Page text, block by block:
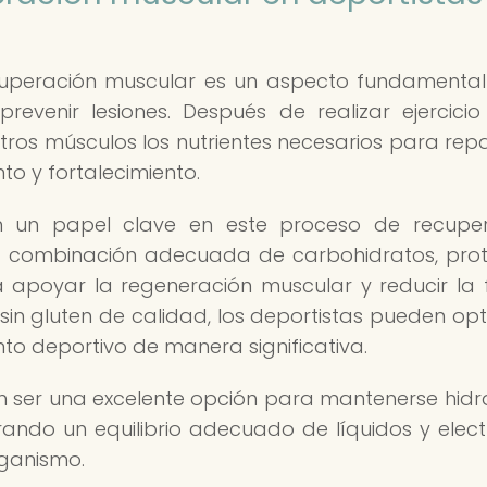
muscular es un aspecto
lesiones. Después de realizar
músculos los nutrientes necesarios para
y fortalecimiento.
un papel clave en este proceso de
adecuada de carbohidratos,
apoyar la regeneración muscular y reducir la
gluten de calidad, los deportistas pueden
deportivo de manera significativa.
ser una excelente opción para mantenerse
un equilibrio adecuado de líquidos y